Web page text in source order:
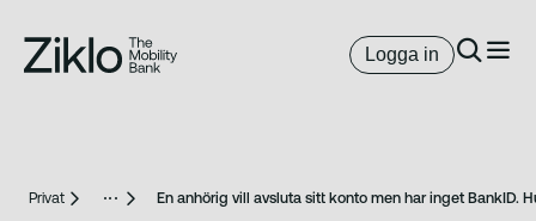
Logga in
Privat En anhörig vill avsluta sitt konto men har inget BankID.